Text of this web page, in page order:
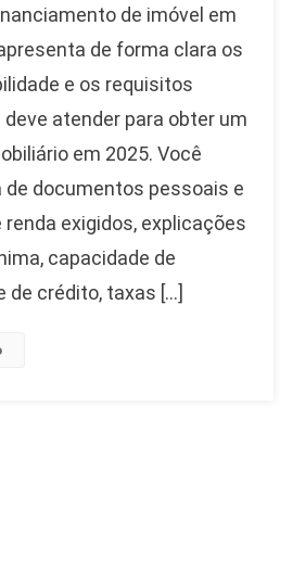
de imóvel em
de forma clara os
e os requisitos
atender para obter um
em 2025. Você
documentos pessoais e
exigidos, explicações
capacidade de
de crédito, taxas […]